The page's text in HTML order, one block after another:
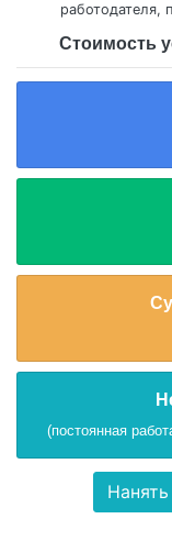
работодателя,
Стоимость
(постоянная